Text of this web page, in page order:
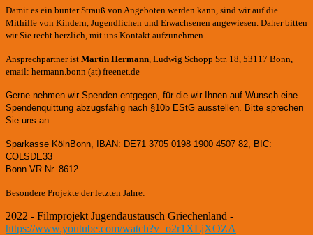
Damit es ein bunter Strauß von Angeboten werden kann, sind wir auf die
Mithilfe von Kindern, Jugendlichen und Erwachsenen angewiesen. Daher bitten
wir Sie recht herzlich, mit uns Kontakt aufzunehmen.
Ansprechpartner ist Martin Hermann , Ludwig Schopp Str. 18, 53117 Bonn,
email: hermann.bonn (at) freenet.de
Gerne nehmen wir Spenden entgegen, für die wir Ihnen auf Wunsch eine
Spendenquittung abzugsfähig nach §10b EStG ausstellen. Bitte sprechen
Sie uns an.
Sparkasse KölnBonn, IBAN: DE71 3705 0198 1900 4507 82, BIC:
COLSDE33
Bonn VR Nr. 8612
Besondere Projekte der letzten Jahre:
2022 - Filmprojekt Jugendaustausch Griechenland -
https://www.youtube.com/watch?v=o2r1XLjXOZA